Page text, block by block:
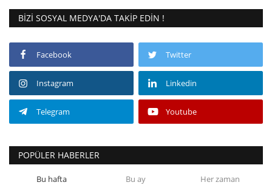
Videolar
Firma Rehberi
Pazaryeri
Restoranlar
BIZI SOSYAL MEDYA'DA TAKIP EDIN !
Facebook Twitter
Instagram Linkedin
Telegram Youtube
POPÜLER HABERLER
Bu hafta Bu ay Her zaman